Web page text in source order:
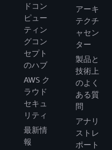
ドコン
ピュー
ティン
グコン
セプト
のハブ
AWS ク
ラウド
セキュ
リティ
最新情
報
アーキ
テクチ
ャセン
ター
製品と
技術上
のよく
ある質
問
アナリ
ストレ
ポート